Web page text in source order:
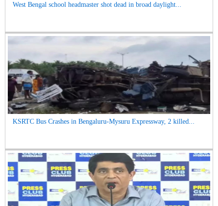
West Bengal school headmaster shot dead in broad daylight...
KSRTC Bus Crashes in Bengaluru-Mysuru Expressway, 2 killed...